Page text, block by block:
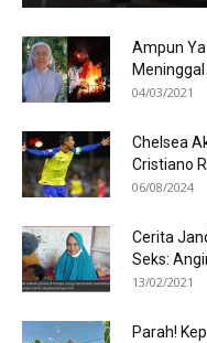
Ampun
04/03/2021
Chelsea
Cristiano
06/08/2024
Cerita
Seks:
13/02/2021
Parah!